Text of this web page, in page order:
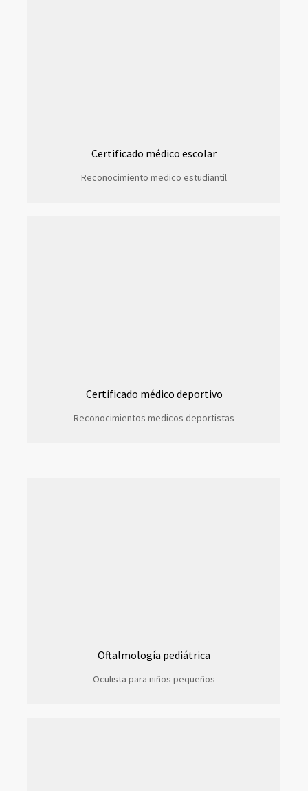
Certificado médico escolar
Reconocimiento medico estudiantil
Certificado médico deportivo
Reconocimientos medicos deportistas
Oftalmología pediátrica
Oculista para niños pequeños